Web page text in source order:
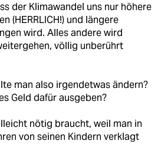
der Klimawandel uns nur höhere
(HERRLICH!) und längere
wird. Alles andere wird
völlig unberührt
man also irgendetwas ändern?
Geld dafür ausgeben?
nötig braucht, weil man in
von seinen Kindern verklagt